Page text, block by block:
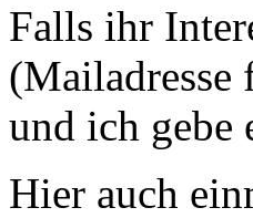
Falls ihr
und ich gebe
Hier auch